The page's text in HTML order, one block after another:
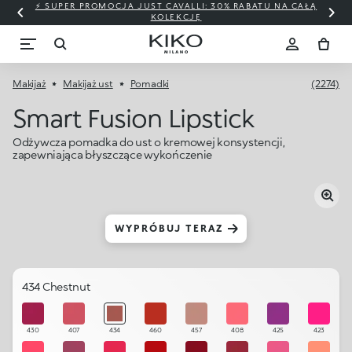
⚡ SUPER PROMOCJA JUST CAVALLI: 30% RABATU NA CAŁĄ
KOLEKCJĘ
Makijaż Makijaż ust Pomadki (2274)
Smart Fusion Lipstick
Odżywcza pomadka do ust o kremowej konsystencji,
zapewniająca błyszczące wykończenie
WYPRÓBUJ TERAZ
434 Chestnut
430 407 434 460 457 408 425 423